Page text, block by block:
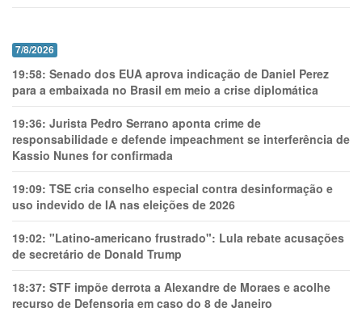
7/8/2026
19:58: Senado dos EUA aprova indicação de Daniel Perez
para a embaixada no Brasil em meio a crise diplomática
19:36: Jurista Pedro Serrano aponta crime de
responsabilidade e defende impeachment se interferência de
Kassio Nunes for confirmada
19:09: TSE cria conselho especial contra desinformação e
uso indevido de IA nas eleições de 2026
19:02: "Latino-americano frustrado": Lula rebate acusações
de secretário de Donald Trump
18:37: STF impõe derrota a Alexandre de Moraes e acolhe
recurso de Defensoria em caso do 8 de Janeiro